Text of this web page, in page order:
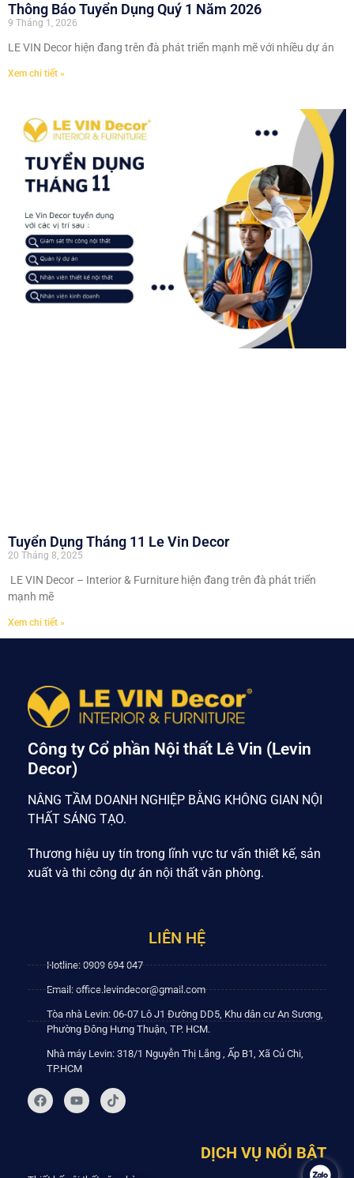
Thông Báo Tuyển Dụng Quý 1 Năm 2026
9 Tháng 1, 2026
LE VIN Decor hiện đang trên đà phát triển mạnh mẽ với nhiều dự án
Xem chi tiết »
Tuyển Dụng Tháng 11 Le Vin Decor
20 Tháng 8, 2025
LE VIN Decor – Interior & Furniture hiện đang trên đà phát triển
mạnh mẽ
Xem chi tiết »
Công ty Cổ phần Nội thất Lê Vin (Levin
Decor)
NÂNG TẦM DOANH NGHIỆP BẰNG KHÔNG GIAN NỘI
THẤT SÁNG TẠO.
Thương hiệu uy tín trong lĩnh vực tư vấn thiết kế, sản
xuất và thi công dự án nội thất văn phòng.
LIÊN HỆ
Hotline: 0909 694 047
Email: office.levindecor@gmail.com
Tòa nhà Levin: 06-07 Lô J1 Đường DD5, Khu dân cư An Sương,
Phường Đông Hưng Thuận, TP. HCM.
Nhà máy Levin: 318/1 Nguyễn Thị Lắng , Ấp B1, Xã Củ Chi,
TP.HCM
DỊCH VỤ NỔI BẬT
.